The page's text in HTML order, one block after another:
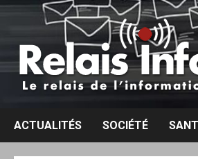
Aller
contenu
ACTUALITÉS SOCIÉTÉ